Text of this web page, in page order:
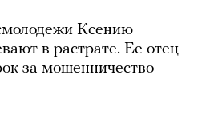
Ксению
в растрате. Ее отец
за мошенничество